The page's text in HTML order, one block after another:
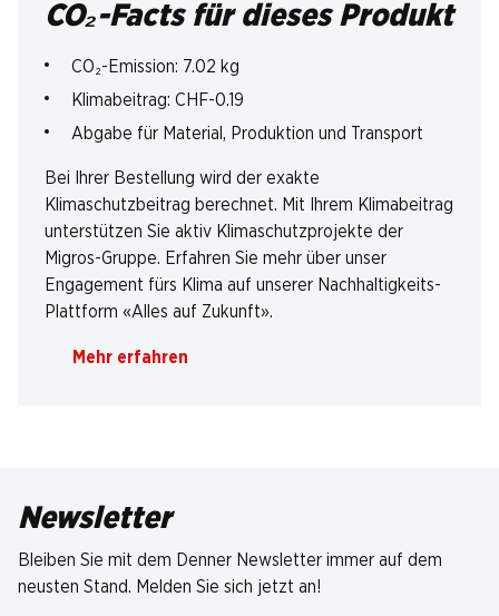
CO₂-Facts für dieses Produkt
CO₂-Emission: 7.02 kg
Klimabeitrag: CHF-0.19
Abgabe für Material, Produktion und Transport
Bei Ihrer Bestellung wird der exakte
Klimaschutzbeitrag berechnet. Mit Ihrem Klimabeitrag
unterstützen Sie aktiv Klimaschutzprojekte der
Migros-Gruppe. Erfahren Sie mehr über unser
Engagement fürs Klima auf unserer Nachhaltigkeits-
Plattform «Alles auf Zukunft».
Mehr erfahren
Newsletter
Bleiben Sie mit dem Denner Newsletter immer auf dem
neusten Stand. Melden Sie sich jetzt an!